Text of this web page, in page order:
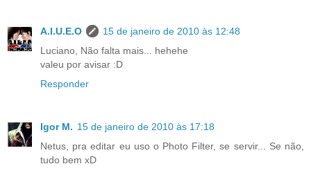
A.I.U.E.O
15 de janeiro de 2010 às 12:48
Luciano, Não falta mais... hehehe
valeu por avisar :D
Responder
Igor M. 15 de janeiro de 2010 às 17:18
Netus, pra editar eu uso o Photo Filter, se servir... Se não,
tudo bem xD